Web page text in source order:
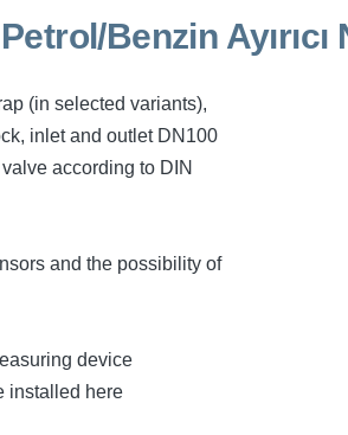
Benzin Ayırıcı
(in selected variants),
inlet and outlet DN100
according to DIN
and the possibility of
device
installed here